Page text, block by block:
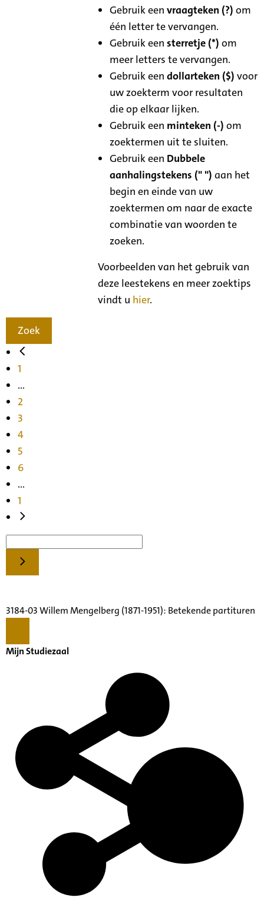
Gebruik eenvraagteken (?) om
één letter te vervangen.
Gebruik eensterretje (*) om
meer letters te vervangen.
Gebruik eendollarteken ($) voor
uw zoekterm voor resultaten
die op elkaar lijken.
Gebruik een minteken (-) om
zoektermen uit te sluiten.
Gebruik een Dubbele
aanhalingstekens (" ") aan het
begin en einde van uw
zoektermen om naar de exacte
combinatie van woorden te
zoeken.
Voorbeelden van het gebruik van
deze leestekens en meer zoektips
vindt u hier.
Zoek
1
...
2
3
4
5
6
...
1
3184-03 Willem Mengelberg (1871-1951): Betekende partituren
Mijn Studiezaal